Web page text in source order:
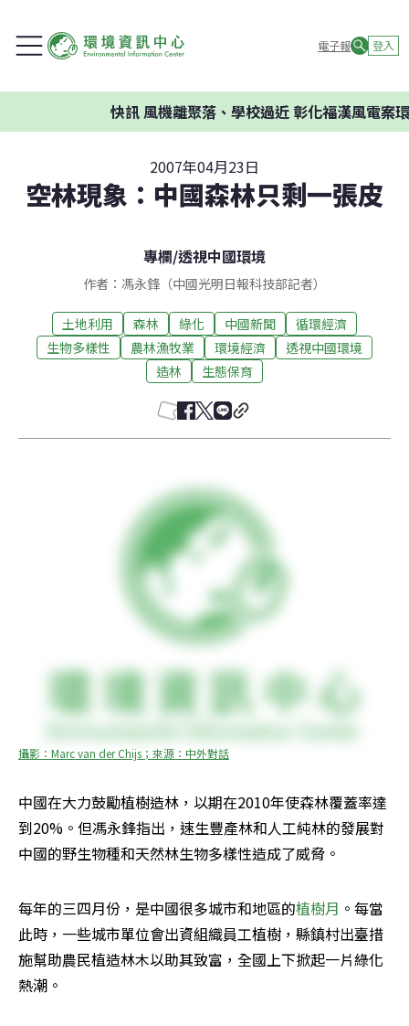
電子報 登入
快訊風機離聚落、學校過近 彰化福漢風電案環委
2007年04月23日
空林現象：中國森林只剩一張皮
專欄/透視中國環境
作者：馮永鋒（中國光明日報科技部記者）
土地利用 森林 綠化 中國新聞
循環經濟
生物多樣性
農林漁牧業 環境經濟
透視中國環境
造林
生態保育
攝影：Marc van der Chijs；來源：中外對話
中國在大力鼓勵植樹造林，以期在2010年使森林覆蓋率達
到20%。但馮永鋒指出，速生豐產林和人工純林的發展對
中國的野生物種和天然林生物多樣性造成了威脅。
每年的三四月份，是中國很多城市和地區的植樹月 。每當
此時，一些城市單位會出資組織員工植樹，縣鎮村出臺措
施幫助農民植造林木以助其致富，全國上下掀起一片綠化
熱潮。